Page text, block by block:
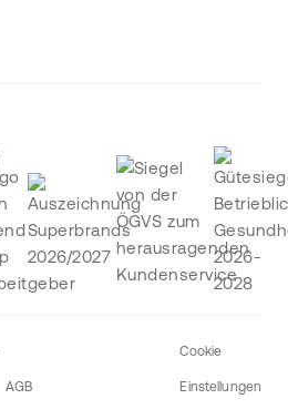
AGB
Cookie
Einstellungen